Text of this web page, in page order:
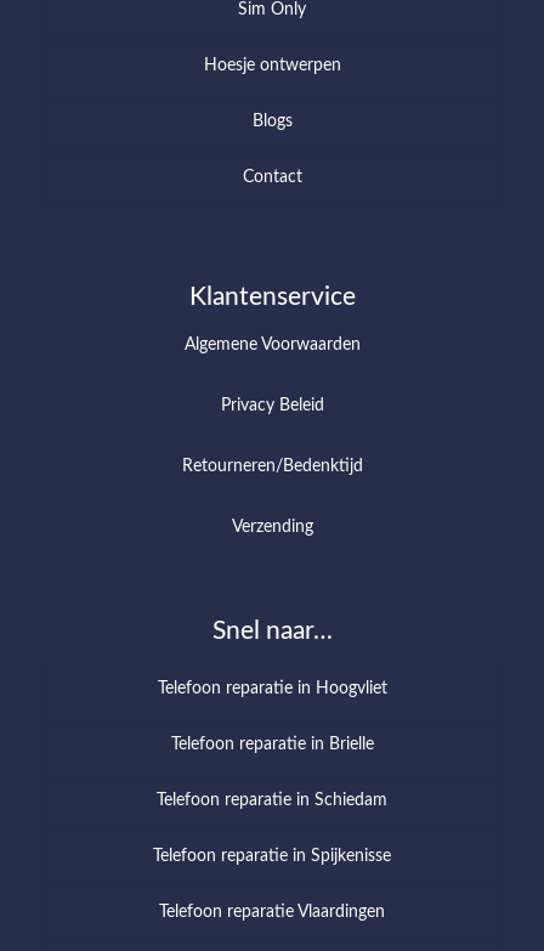
Sim Only
Hoesje ontwerpen
Blogs
Contact
Klantenservice
Algemene Voorwaarden
Privacy Beleid
Retourneren/Bedenktijd
Verzending
Snel naar…
Telefoon reparatie in Hoogvliet
Telefoon reparatie in Brielle
Telefoon reparatie in Schiedam
Telefoon reparatie in Spijkenisse
Telefoon reparatie Vlaardingen